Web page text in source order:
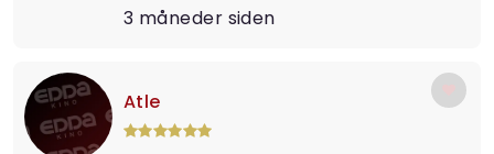
3 måneder siden
Atle